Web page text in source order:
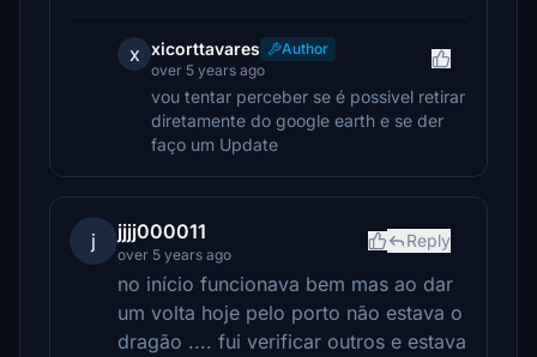
x xicorttavares
Author
over 5 years ago
vou tentar perceber se é possivel retirar
diretamente do google earth e se der
faço um Update
j jjjj000011
over 5 years ago
Reply
no início funcionava bem mas ao dar
um volta hoje pelo porto não estava o
dragão .... fui verificar outros e estava